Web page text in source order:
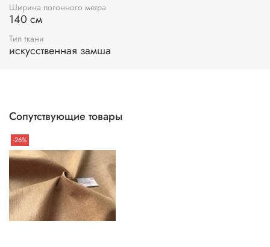
Ширина погонного метра
140 см
Тип ткани
искусственная замша
Сопутствующие товары
-26%